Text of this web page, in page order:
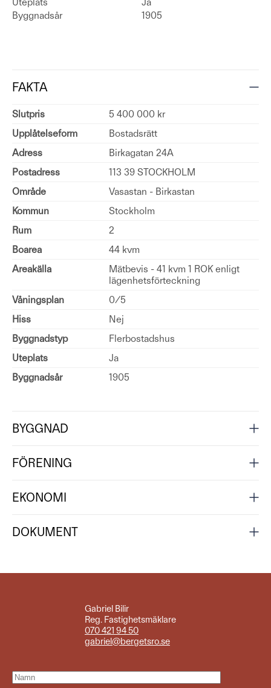
Byggnadsår
1905
FAKTA
Slutpris
5 400 000 kr
Upplåtelseform
Bostadsrätt
Adress
Birkagatan 24A
Postadress
113 39 STOCKHOLM
Område
Vasastan - Birkastan
Kommun
Stockholm
Rum
2
Boarea
44 kvm
Areakälla
Mätbevis - 41 kvm 1 ROK enligt
lägenhetsförteckning
Våningsplan
0/5
Hiss
Nej
Byggnadstyp
Flerbostadshus
Uteplats
Ja
Byggnadsår
1905
BYGGNAD
FÖRENING
EKONOMI
DOKUMENT
Gabriel Bilir
Reg. Fastighetsmäklare
070 421 94 50
gabriel@bergetsro.se